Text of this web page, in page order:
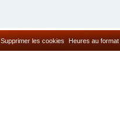
Heures au format
Supprimer les cookies